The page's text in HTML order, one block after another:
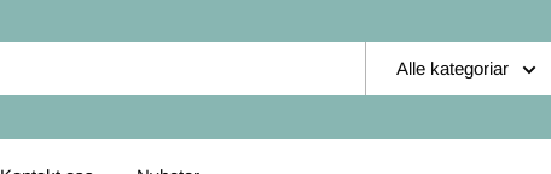
Alle kategoriar